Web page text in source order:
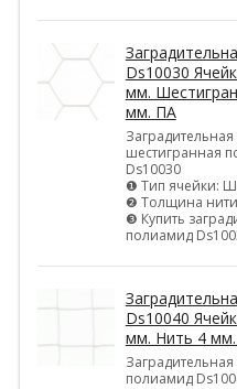
Ds10030
мм.
мм. ПА
Заградительная
шестигранная
Ds10030
❶ Тип ячейки:
❷ Толщина
❸ Купить
полиамид
Ds10040
мм. Нить 4
Заградительная
полиамид